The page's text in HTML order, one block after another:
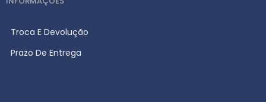
Troca E Devolução
Prazo De Entrega